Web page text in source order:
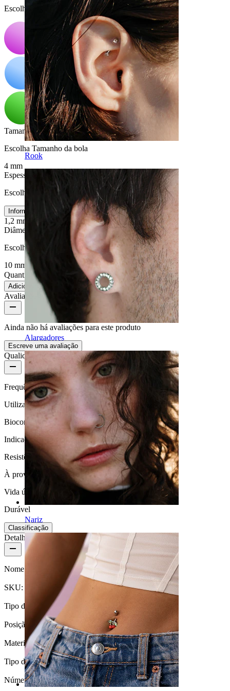
Rook
Alargadores
Nariz
Escolha Cor
Tamanho da bola:
Escolha Tamanho da bola
4 mm
Espessura da barra
:
Escolha Espessura da barra
Informações sobre o tamanho
1,2 mm
1,6 mm
Diâmetro
Escolha Diâmetro
10 mm
Quantidade: 1
Adicionar ao carrinho
Avaliações do produto
Ainda não há avaliações para este produto
Escreve uma avaliação
Qualidade do produto
Frequência de utilização
Utilização diária
Biocompatibilidade
Indicada para a maioria dos tipos de pele
Resistência à água
À prova de água
Vida útil
Durável
Classificação
Detalhes do produto
Nome: Ferradura com picos.
SKU: U-Horseshoe-29
Tipo de fecho:Rosca externa
Posição: Septum
Material:Aço cirúrgico
Tipo de revestimento:Anodizado
Número de unidades:1